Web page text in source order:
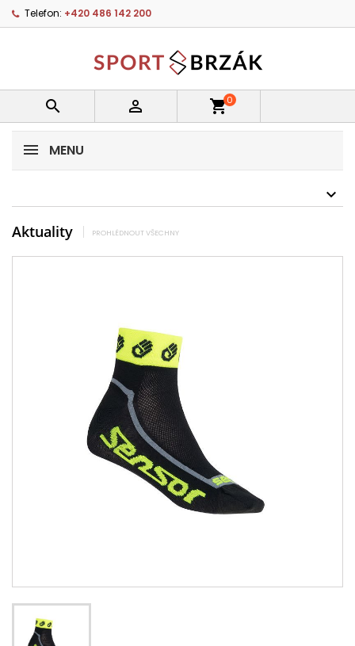
Telefon: +420 486 142 200
  shopping_cart0
MENU
Aktuality PROHLÉDNOUT VŠECHNY